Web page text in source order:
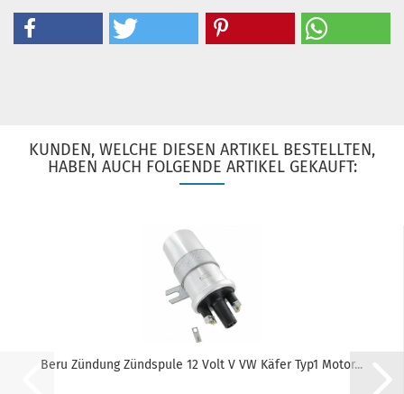
KUNDEN, WELCHE DIESEN ARTIKEL BESTELLTEN,
HABEN AUCH FOLGENDE ARTIKEL GEKAUFT:
Beru Zündung Zündspule 12 Volt V VW Käfer Typ1 Motor...